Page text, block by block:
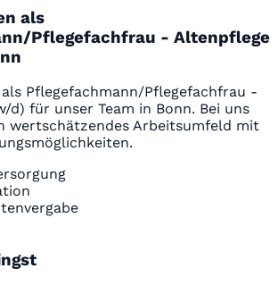
als
Pflegefachfrau - Altenpflege
Pflegefachmann/Pflegefachfrau -
d) für unser Team in Bonn. Bei uns
wertschätzendes Arbeitsumfeld mit